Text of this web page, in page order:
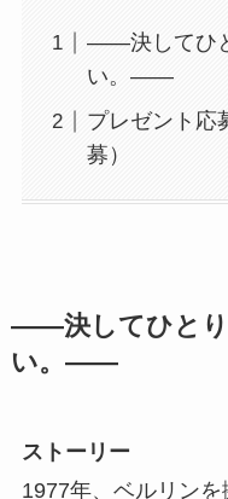
――決してひ
い。――
プレゼント応
募）
――決してひとり
い。――
ストーリー
1977年、ベルリン